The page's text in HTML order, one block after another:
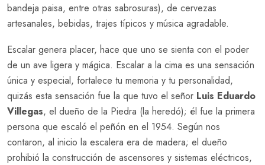
bandeja paisa, entre otras sabrosuras), de cervezas
artesanales, bebidas, trajes típicos y música agradable.
Escalar genera placer, hace que uno se sienta con el poder
de un ave ligera y mágica. Escalar a la cima es una sensación
única y especial, fortalece tu memoria y tu personalidad,
quizás esta sensación fue la que tuvo el señor Luis Eduardo
Villegas, el dueño de la Piedra (la heredó); él fue la primera
persona que escaló el peñón en el 1954. Según nos
contaron, al inicio la escalera era de madera; el dueño
prohibió la construcción de ascensores y sistemas eléctricos,